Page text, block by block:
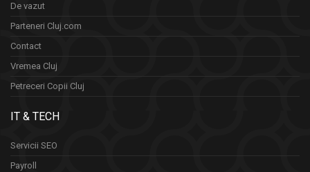
De vazut
Parteneri Cluj.com
Contact
Vremea Cluj
Petreceri Copii Cluj
IT & TECH
Servicii SEO
Payroll